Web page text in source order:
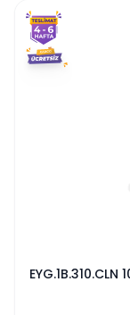
EYG.1B.310.CLN